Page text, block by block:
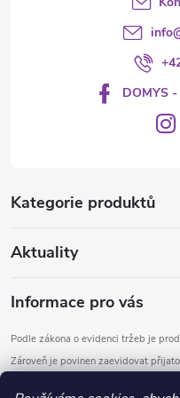
Kategorie produktů
Aktuality
Informace pro vás
Podle zákona o evidenci tržeb je
Zároveň je povinen zaevidovat
info
DOMYS